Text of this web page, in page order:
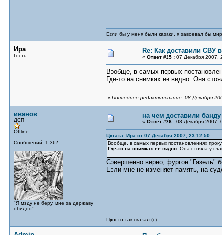
Если бы у меня были казаки, я завоевал бы
Ира
Гость
Re: Как доставили СВУ
« Ответ #25 : 07 Декабря 2007,
Вообще, в самых первых
Где-то на снимках ее видно. Она
« Последнее редактирование: 08 Декабря
иванов
ДСП
Offline
Сообщений: 1,362
"Я мзду не беру, мне за державу
обидно"
на чем доставили банду
« Ответ #26 : 08 Декабря 2007,
Цитата: Ира от 07 Декабря 2007, 23:12:50
Вообще, в самых первых постановлениях
Где-то на снимках ее видно . Она стояла у
Совершенно верно, фургон "Газель"
Если мне не изменяет память, на
Просто так сказал (с)